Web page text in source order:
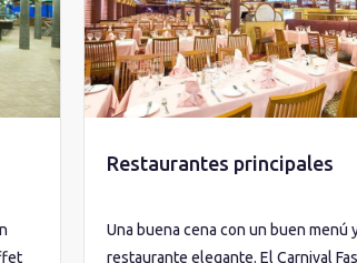
Restaurantes principales
Una buena cena con un buen menú
restaurante elegante. El Carnival